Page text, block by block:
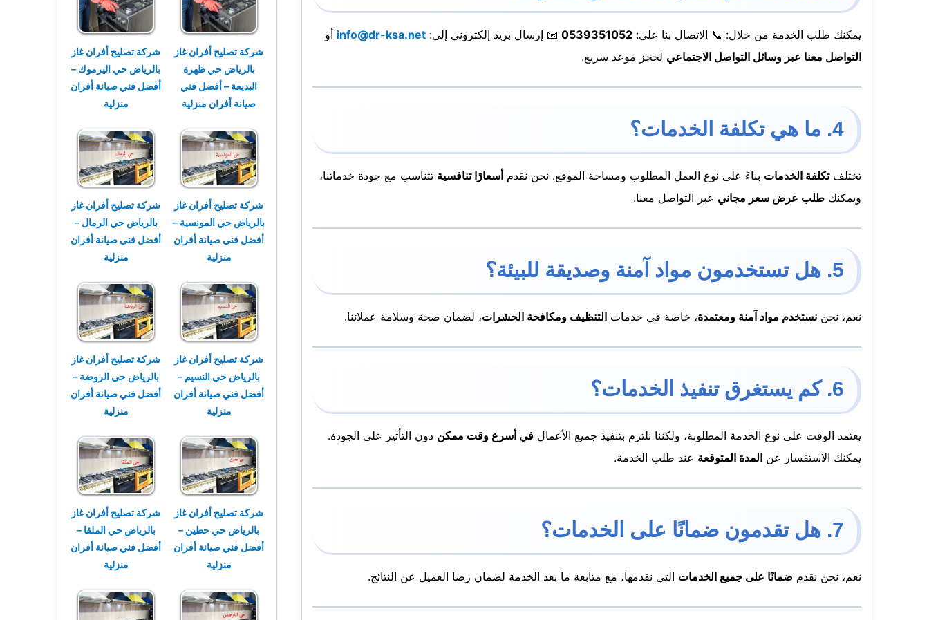
يمكنك طلب الخدمة من خلال: 📞 الاتصال بنا على: 0539351052 📧 إرسال بريد إلكتروني إلى: info@dr-ksa.net أو
التواصل معنا عبر وسائل التواصل الاجتماعي لحجز موعد سريع.
4. ما هي تكلفة الخدمات؟
تختلفتكلفة الخدمات بناءً على نوع العمل المطلوب ومساحة الموقع. نحن نقدم أسعارًا تنافسية تتناسب مع جودة خدماتنا،
ويمكنك طلب عرض سعر مجاني عبر التواصل معنا.
5. هل تستخدمون مواد آمنة وصديقة للبيئة؟
نعم، نحن نستخدم مواد آمنة ومعتمدة، خاصة في خدمات التنظيف ومكافحة الحشرات، لضمان صحة وسلامة عملائنا.
6. كم يستغرق تنفيذ الخدمات؟
يعتمد الوقت على نوع الخدمة المطلوبة، ولكننا نلتزم بتنفيذ جميع الأعمال في أسرع وقت ممكن دون التأثير على الجودة.
يمكنك الاستفسار عن المدة المتوقعة عند طلب الخدمة.
7. هل تقدمون ضمانًا على الخدمات؟
نعم، نحن نقدم ضمانًا على جميع الخدمات التي نقدمها، مع متابعة ما بعد الخدمة لضمان رضا العميل عن النتائج.
شركة تصليح أفران غاز
بالرياض حي ظهرة
البديعة – أفضل فني
صيانة أفران منزلية
شركة تصليح أفران غاز
بالرياض حي اليرموك –
أفضل فني صيانة أفران
منزلية
شركة تصليح أفران غاز
بالرياض حي المونسية –
أفضل فني صيانة أفران
منزلية
شركة تصليح أفران غاز
بالرياض حي الرمال –
أفضل فني صيانة أفران
منزلية
شركة تصليح أفران غاز
بالرياض حي النسيم –
أفضل فني صيانة أفران
منزلية
شركة تصليح أفران غاز
بالرياض حي الروضة –
أفضل فني صيانة أفران
منزلية
شركة تصليح أفران غاز
بالرياض حي حطين –
أفضل فني صيانة أفران
منزلية
شركة تصليح أفران غاز
بالرياض حي الملقا –
أفضل فني صيانة أفران
منزلية